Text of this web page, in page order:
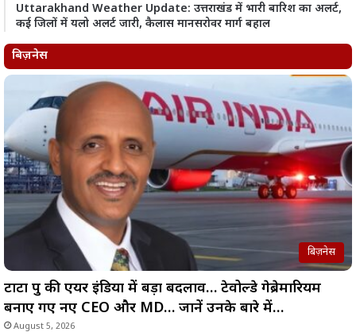
Uttarakhand Weather Update: उत्तराखंड में भारी बारिश का अलर्ट,
कई जिलों में यलो अलर्ट जारी, कैलास मानसरोवर मार्ग बहाल
बिज़नेस
बिज़नेस
टाटा ग्रुप की एयर इंडिया में बड़ा बदलाव… टेवोल्डे गेब्रेमारियम
बनाए गए नए CEO और MD… जानें उनके बारे में…
August 5, 2026